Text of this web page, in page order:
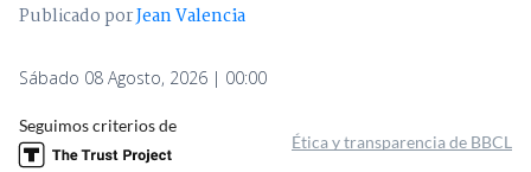
Publicado porJean Valencia
Sábado 08 Agosto, 2026 | 00:00
Seguimos criterios de
Ética y transparencia de BBCL